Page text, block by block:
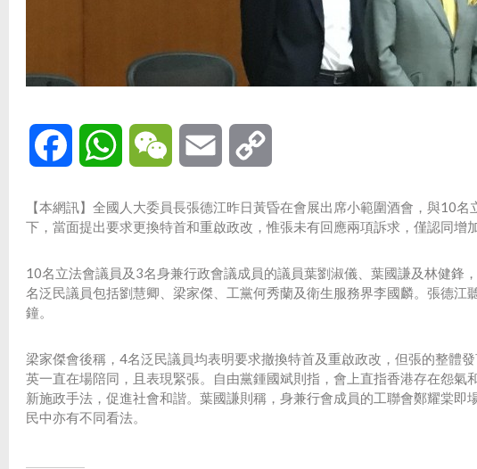
Facebook WhatsAppWeChat Email
【本網訊】全國人大委員長張德江昨日黃昏在會展出席小範圍酒會，與10
下，當面提出要求更換特首和重啟政改，惟張未有回應兩項訴求，僅認同增
10名立法會議員及3名身兼行政會議成員的議員葉劉淑儀、葉國謙及林健鋒
名泛民議員包括劉慧卿、梁家傑、工黨何秀蘭及衛生服務界李國麟。張德
鐘。
梁家傑會後稱，4名泛民議員均表明要求撤換特首及重啟政改，但張的整體
英一直在場陪同，且表現緊張。自由黨鍾國斌則指，會上直指香港存在怨
新施政手法，促進社會和諧。葉國謙則稱，身兼行會成員的工聯會鄭耀棠
民中亦有不同看法。